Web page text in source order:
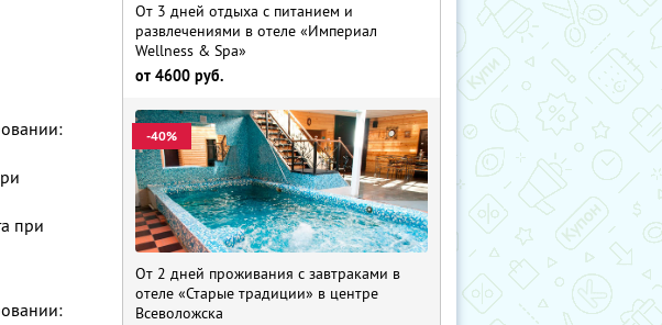
при
От 3 дней отдыха с питанием и
развлечениями в отеле «Империал
Wellness & Spa»
от 4600 руб.
-40%
От 2 дней проживания с завтраками в
отеле «Старые традиции» в центре
Всеволожска